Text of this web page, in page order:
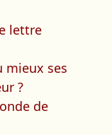
lettre
mieux ses
?
de